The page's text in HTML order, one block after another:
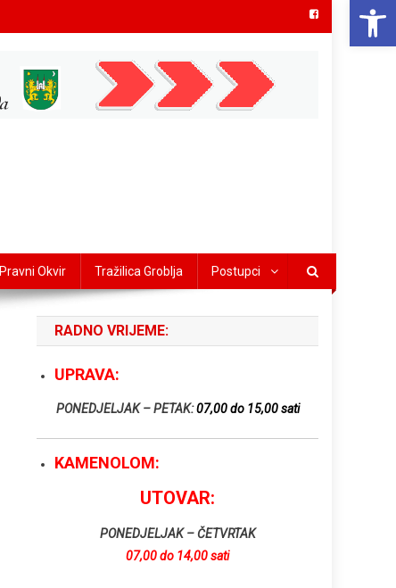
Pravni Okvir Tražilica Groblja Postupci
RADNO VRIJEME:
UPRAVA:
PONEDJELJAK – PETAK:07,00 do 15,00 sati
KAMENOLOM:
UTOVAR:
PONEDJELJAK – ČETVRTAK
07,00 do 14,00 sati